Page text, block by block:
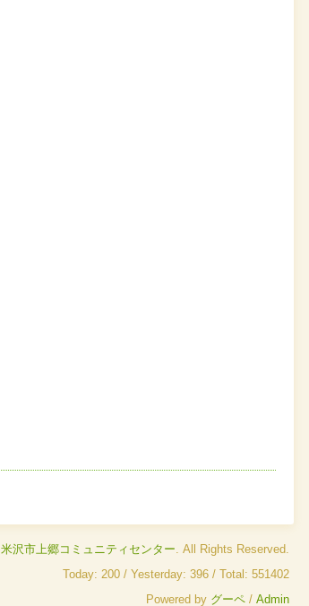
米沢市上郷コミュニティセンター. All Rights Reserved.
Today: 200 / Yesterday: 396 / Total: 551402
Powered by グーペ / Admin